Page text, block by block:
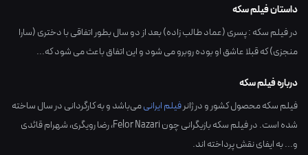
داستان فیلم سکه
در فیلم سکه : پسری (عماد طالب زاده) بعد از دو سال بطور اتفاقی با دختری (سارا
منجزی) که قبلا عاشق او بوده روبرو می شود و این اتفاق باعث می شود که...
درباره فیلم سکه
فیلم سکه محصول کشور و در ژانرفیلم ایرانیمی‌باشد و به کارگردانی در سال ساخته
شده است. در فیلم سکه بازیگرانی چونFelor Nazari،رضا رویگری،شهرام قائدی
و... به ایفای نقش پرداخته اند.